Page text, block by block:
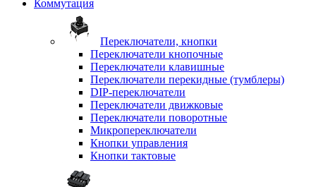
Коммутация
Переключатели, кнопки
Переключатели кнопочные
Переключатели клавишные
Переключатели перекидные (тумблеры)
DIP-переключатели
Переключатели движковые
Переключатели поворотные
Микропереключатели
Кнопки управления
Кнопки тактовые